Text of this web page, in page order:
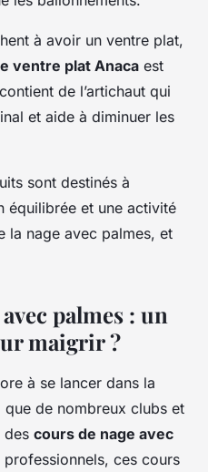
à avoir un ventre plat,
ventre plat Anaca est
de l’artichaut qui
et aide à diminuer les
sont destinés à
équilibrée et une activité
la nage avec palmes, et
palmes : un
maigrir ?
à se lancer dans la
de nombreux clubs et
des cours de nage avec
ces cours